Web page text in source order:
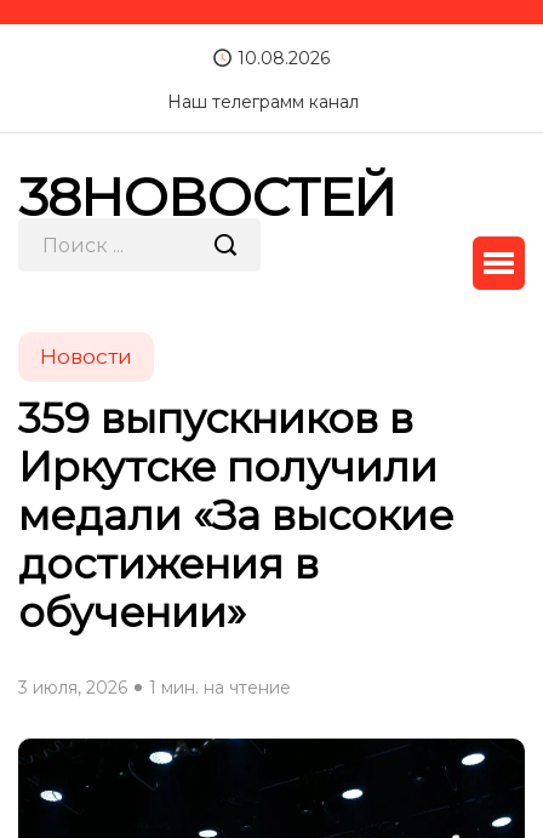
10.08.2026
Наш телеграмм канал
38НОВОСТЕЙ
Новости
359 выпускников в
Иркутске получили
медали «За высокие
достижения в
обучении»
3 июля, 2026 1 мин. на чтение